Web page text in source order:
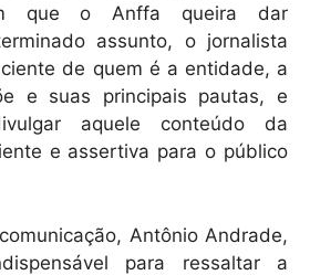
que o Anffa queira dar
assunto, o jornalista
de quem é a entidade, a
e suas principais pautas, e
aquele conteúdo da
e assertiva para o público
Antônio Andrade,
para ressaltar a